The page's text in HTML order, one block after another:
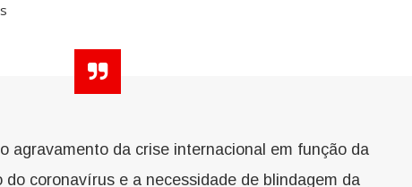
agravamento da crise internacional em função da
do coronavírus e a necessidade de blindagem da